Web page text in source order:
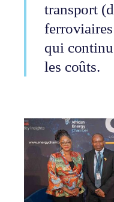
transport
qui
les coûts.